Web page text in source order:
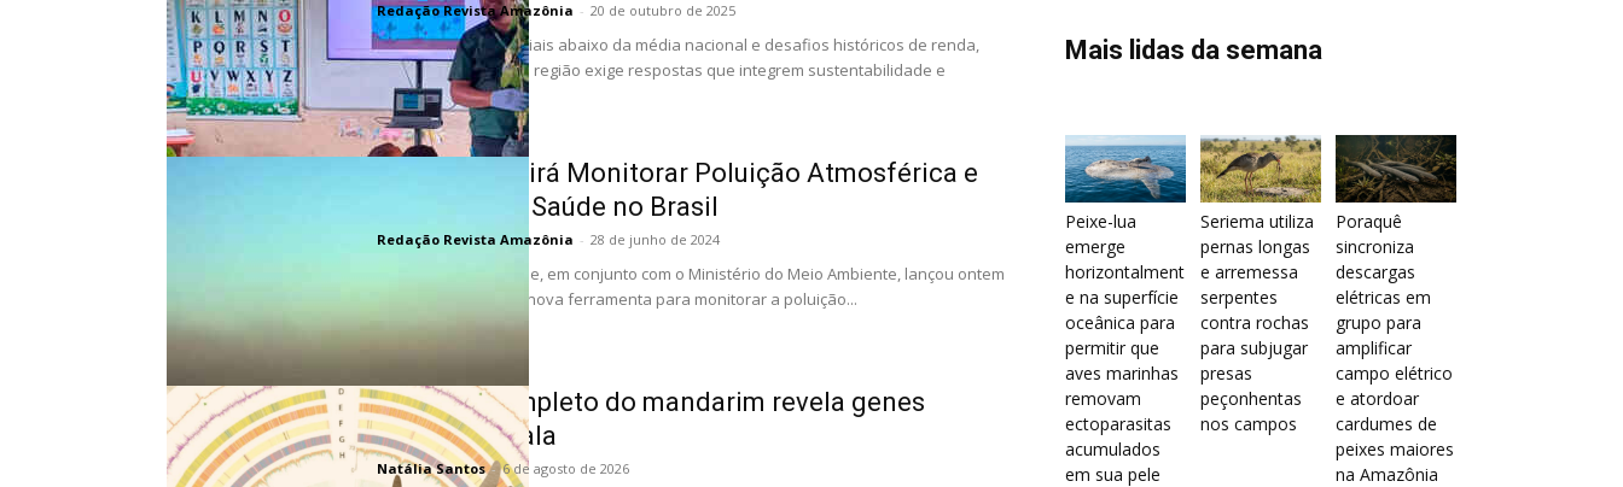
Redação Revista Amazônia - 20 de outubro de 2025
Com indicadores sociais abaixo da média nacional e desafios históricos de renda,
saúde e educação, a região exige respostas que integrem sustentabilidade e
inclusão....
Novo Painel irá Monitorar Poluição Atmosférica e
Impactos na Saúde no Brasil
Redação Revista Amazônia - 28 de junho de 2024
O Ministério da Saúde, em conjunto com o Ministério do Meio Ambiente, lançou ontem
(27) em Brasília uma nova ferramenta para monitorar a poluição...
Genoma completo do mandarim revela genes
ocultos da fala
Natália Santos - 6 de agosto de 2026
Mais lidas da semana
Peixe-lua
emerge
horizontalment
e na superfície
oceânica para
permitir que
aves marinhas
removam
ectoparasitas
acumulados
em sua pele
Seriema utiliza
pernas longas
e arremessa
serpentes
contra rochas
para subjugar
presas
peçonhentas
nos campos
Poraquê
sincroniza
descargas
elétricas em
grupo para
amplificar
campo elétrico
e atordoar
cardumes de
peixes maiores
na Amazônia